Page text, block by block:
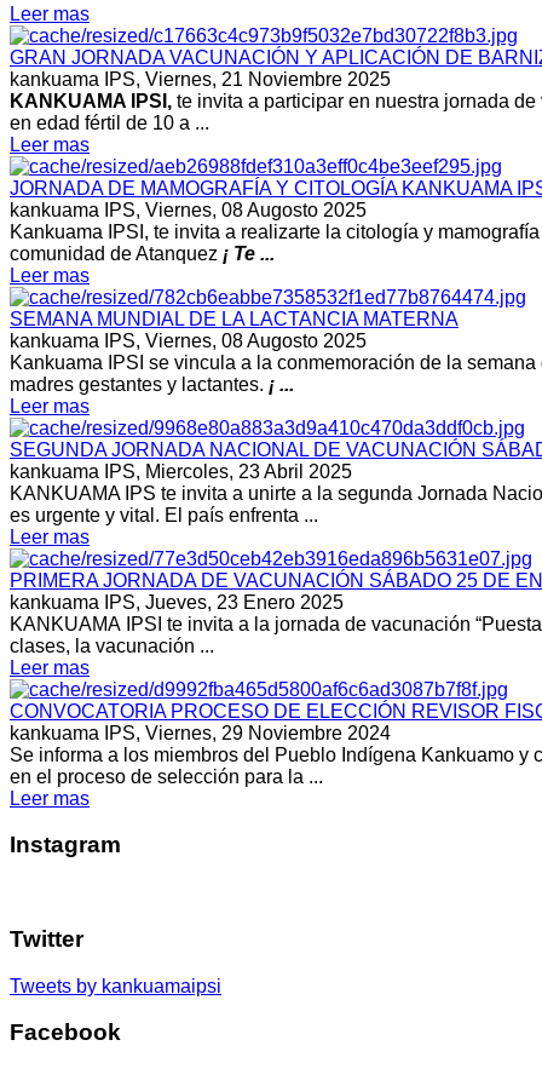
Leer mas
GRAN JORNADA VACUNACIÓN Y APLICACIÓN DE
kankuama IPS, Viernes, 21 Noviembre 2025
KANKUAMA IPSI, te invita a participar en nuestra jornada
en edad fértil de 10 a ...
Leer mas
JORNADA DE MAMOGRAFÍA Y CITOLOGÍA KANKUAMA
kankuama IPS, Viernes, 08 Augosto 2025
Kankuama IPSI, te invita a realizarte la citología y
comunidad de Atanquez ¡ Te ...
Leer mas
SEMANA MUNDIAL DE LA LACTANCIA MATERNA
kankuama IPS, Viernes, 08 Augosto 2025
Kankuama IPSI se vincula a la conmemoración de la
madres gestantes y lactantes. ¡ ...
Leer mas
SEGUNDA JORNADA NACIONAL DE VACUNACIÓN
kankuama IPS, Miercoles, 23 Abril 2025
KANKUAMA IPS te invita a unirte a la segunda Jornada
es urgente y vital. El país enfrenta ...
Leer mas
PRIMERA JORNADA DE VACUNACIÓN SÁBADO 25 DE
kankuama IPS, Jueves, 23 Enero 2025
KANKUAMA IPSI te invita a la jornada de vacunación
clases, la vacunación ...
Leer mas
CONVOCATORIA PROCESO DE ELECCIÓN REVISOR
kankuama IPS, Viernes, 29 Noviembre 2024
Se informa a los miembros del Pueblo Indígena Kankuamo
en el proceso de selección para la ...
Leer mas
Instagram
Twitter
Tweets by kankuamaipsi
Facebook